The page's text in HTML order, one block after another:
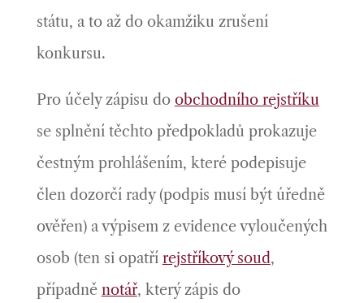
státu, a to až do okamžiku zrušení
konkursu.
Pro účely zápisu do obchodního rejstříku
se splnění těchto předpokladů prokazuje
čestným prohlášením, které podepisuje
člen dozorčí rady (podpis musí být úředně
ověřen) a výpisem z evidence vyloučených
osob (ten si opatří rejstříkový soud,
případně notář, který zápis do